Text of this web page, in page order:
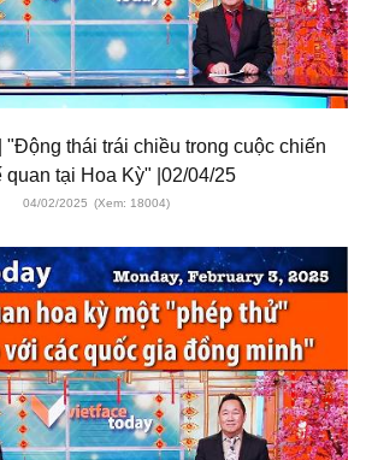
"Động thái trái chiều trong cuộc chiến
quan tại Hoa Kỳ" |02/04/25
04/02/2025 (Xem: 18004)